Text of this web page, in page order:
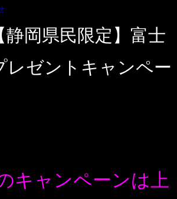
岡県民限定】富士
レゼントキャンペー
キャンペーンは上